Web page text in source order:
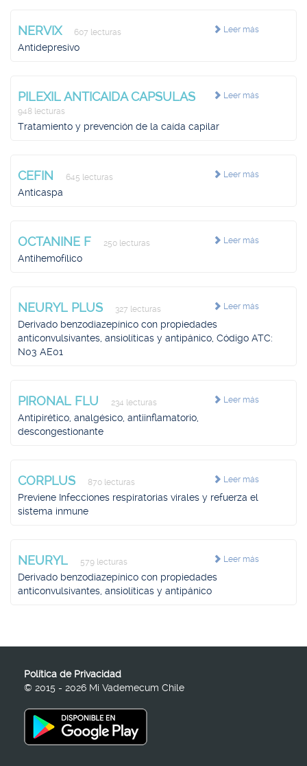
Leer más
NERVIX 607 lecturas
Antidepresivo
Leer más
PILEXIL ANTICAIDA CAPSULAS
948 lecturas
Tratamiento y prevención de la caída capilar
Leer más
CEFIN 645 lecturas
Anticaspa
Leer más
OCTANINE F 250 lecturas
Antihemofílico
Leer más
NEURYL PLUS 327 lecturas
Derivado benzodiazepínico con propiedades
anticonvulsivantes, ansiolíticas y antipánico, Código ATC:
N03 AE01
Leer más
PIRONAL FLU 234 lecturas
Antipirético, analgésico, antiinflamatorio,
descongestionante
Leer más
CORPLUS 870 lecturas
Previene Infecciones respiratorias virales y refuerza el
sistema inmune
Leer más
NEURYL 579 lecturas
Derivado benzodiazepínico con propiedades
anticonvulsivantes, ansiolíticas y antipánico
Política de Privacidad
© 2015 - 2026 Mi Vademecum Chile